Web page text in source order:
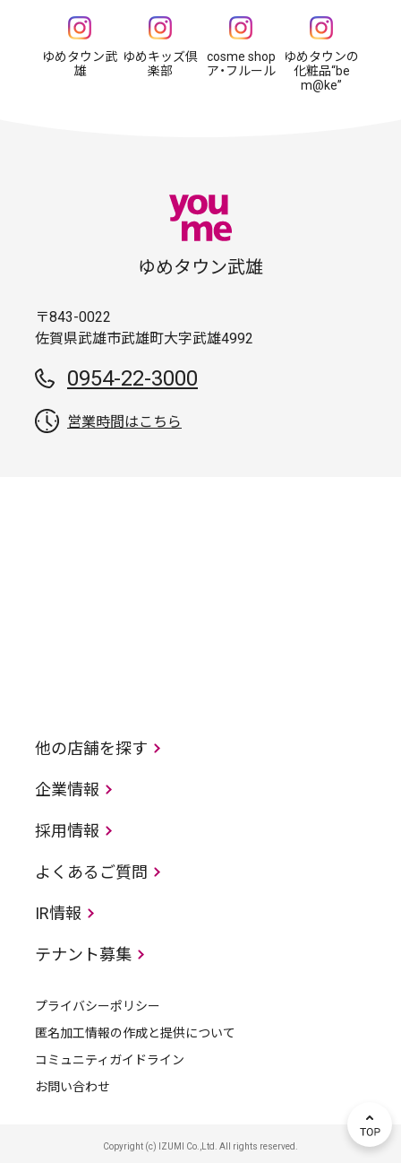
ゆめタウン武
雄
ゆめキッズ倶
楽部
cosme shop
ア・フルール
ゆめタウンの
化粧品“be
m@ke”
ゆめタウン武雄
〒843-0022
佐賀県武雄市武雄町大字武雄4992
0954-22-3000
営業時間はこちら
他の店舗を探す
企業情報
採用情報
よくあるご質問
IR情報
テナント募集
プライバシーポリシー
匿名加工情報の作成と提供について
コミュニティガイドライン
お問い合わせ
Copyright (c) IZUMI Co.,Ltd. All rights reserved.